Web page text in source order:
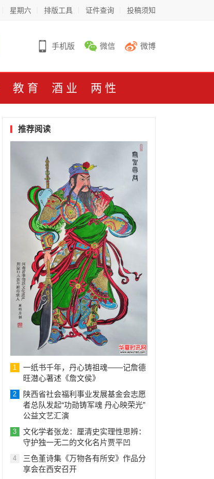
星期六 排版工具 证件查询 投稿须知
手机版 微信 微博
教育 酒业 两性
推荐阅读
1
一纸书千年，丹心铸祖魂——记詹德
旺潜心著述《詹文侯》
2
陕西省社会福利事业发展基金会志愿
者总队发起“功勋铸军魂 丹心映荣光”
公益文艺汇演
3
文化学者张龙：厘清史实理性思辨：
守护独一无二的文化名片贾平凹
4
三色堇诗集《万物各有所安》作品分
享会在西安召开